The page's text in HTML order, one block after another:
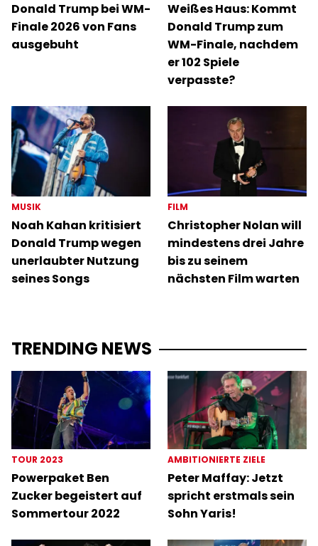
Donald Trump bei WM-
Finale 2026 von Fans
ausgebuht
Weißes Haus: Kommt
Donald Trump zum
WM-Finale, nachdem
er 102 Spiele
verpasste?
MUSIK
Noah Kahan kritisiert
Donald Trump wegen
unerlaubter Nutzung
seines Songs
FILM
Christopher Nolan will
mindestens drei Jahre
bis zu seinem
nächsten Film warten
TRENDING NEWS
TOUR 2023
Powerpaket Ben
Zucker begeistert auf
Sommertour 2022
AMBITIONIERTE ZIELE
Peter Maffay: Jetzt
spricht erstmals sein
Sohn Yaris!